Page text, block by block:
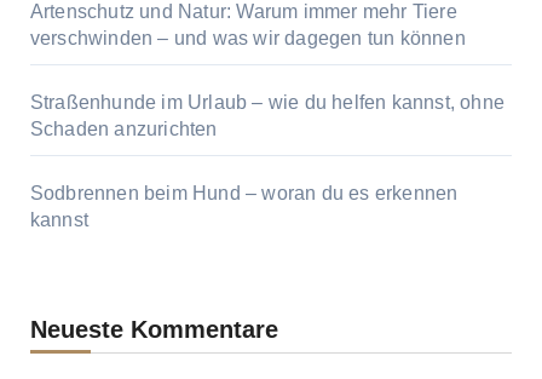
Artenschutz und Natur: Warum immer mehr Tiere
verschwinden – und was wir dagegen tun können
Straßenhunde im Urlaub – wie du helfen kannst, ohne
Schaden anzurichten
Sodbrennen beim Hund – woran du es erkennen
kannst
Neueste Kommentare